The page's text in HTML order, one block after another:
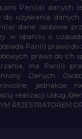
Pani(a) danych
do uzyskania danych
dane osobowe
w oparciu o
Pan(i) prawo
prawo do ich
ma Pan(i)
Danych
jednakże
realizacji usług /
REJESTRATOREM